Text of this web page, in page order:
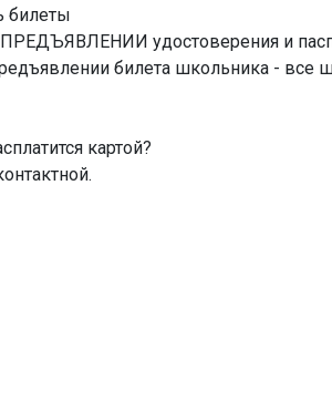
билеты
удостоверения и
билета школьника - все
картой?